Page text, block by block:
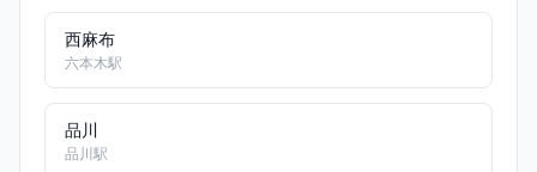
西麻布
六本木駅
品川
品川駅